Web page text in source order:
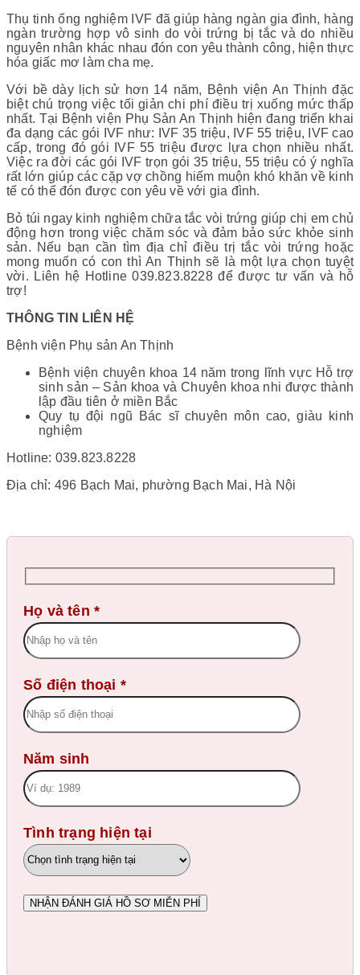
Thụ tinh ống nghiệm IVF đã giúp hàng ngàn gia đình, hàng
ngàn trường hợp vô sinh do vòi trứng bị tắc và do nhiều
nguyên nhân khác nhau đón con yêu thành công, hiện thực
hóa giấc mơ làm cha mẹ.
Với bề dày lịch sử hơn 14 năm, Bệnh viện An Thịnh đặc
biệt chú trọng việc tối giản chi phí điều trị xuống mức thấp
nhất. Tại Bệnh viện Phụ Sản An Thịnh hiện đang triển khai
đa dạng các gói IVF như: IVF 35 triệu, IVF 55 triệu, IVF cao
cấp, trong đó gói IVF 55 triệu được lựa chọn nhiều nhất.
Việc ra đời các gói IVF trọn gói 35 triệu, 55 triệu có ý nghĩa
rất lớn giúp các cặp vợ chồng hiếm muộn khó khăn về kinh
tế có thể đón được con yêu về với gia đình.
Bỏ túi ngay kinh nghiệm chữa tắc vòi trứng giúp chị em chủ
động hơn trong việc chăm sóc và đảm bảo sức khỏe sinh
sản. Nếu bạn cần tìm địa chỉ điều trị tắc vòi trứng hoặc
mong muốn có con thì An Thịnh sẽ là một lựa chọn tuyệt
vời. Liên hệ Hotline 039.823.8228 để được tư vấn và hỗ
trợ!
THÔNG TIN LIÊN HỆ
Bệnh viện Phụ sản An Thịnh
Bệnh viện chuyên khoa 14 năm trong lĩnh vực Hỗ trợ
sinh sản – Sản khoa và Chuyên khoa nhi được thành
lập đầu tiên ở miền Bắc
Quy tụ đội ngũ Bác sĩ chuyên môn cao, giàu kinh
nghiệm
Hotline: 039.823.8228
Địa chỉ: 496 Bạch Mai, phường Bạch Mai, Hà Nội
Họ và tên *
Số điện thoại *
Năm sinh
Tình trạng hiện tại